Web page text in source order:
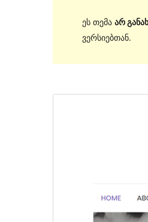
ეს თემა არ
ვერსიებთან.